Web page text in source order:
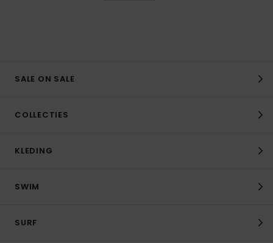
SALE ON SALE
COLLECTIES
KLEDING
SWIM
SURF